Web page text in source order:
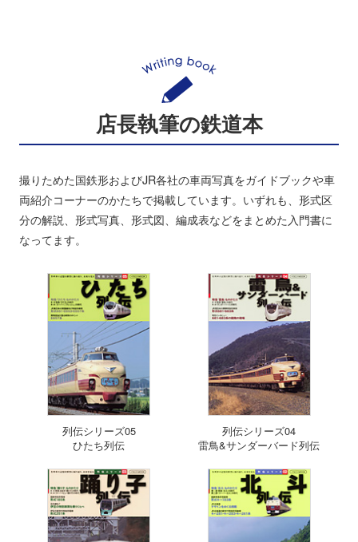
店長執筆の鉄道本
撮りためた国鉄形およびJR各社の車両写真をガイドブックや車
両紹介コーナーのかたちで掲載しています。いずれも、形式区
分の解説、形式写真、形式図、編成表などをまとめた入門書に
なってます。
列伝シリーズ05
ひたち列伝
列伝シリーズ04
雷鳥&サンダーバード列伝